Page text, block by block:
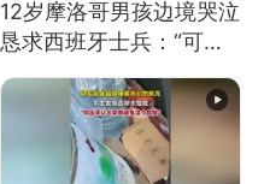
12岁摩洛哥男孩边境哭泣
恳求西班牙士兵：“可不